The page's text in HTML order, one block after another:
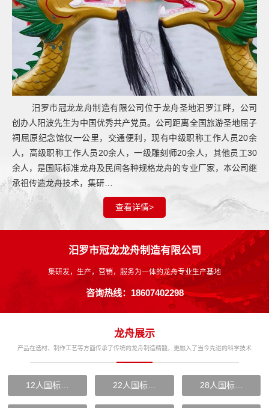
汨罗市冠龙龙舟制造有限公司位于龙舟圣地汩罗江畔，公司
创办人阳波先生为中国优秀共产党员。公司距离全国旅游圣地屈子
祠屈原纪念馆仅一公里，交通便利，现有中级职称工作人员20余
人，高级职称工作人员20余人，一级雕刻师20余人，其他员工30
余人，是国际标准龙舟及民间各种规格龙舟的专业厂家，本公司继
承祖传造龙舟技术，集研…
查看详情>
汨罗市冠龙龙舟制造有限公司
集研发，生产，营销，服务为一体的龙舟专业生产基地
咨询热线：18607402298
龙舟展示
产品在选材、制作工艺等方面传承了传统的龙舟制造精髓，更融入了当今先进的科学技术
12人国标… 22人国标… 28人国标…